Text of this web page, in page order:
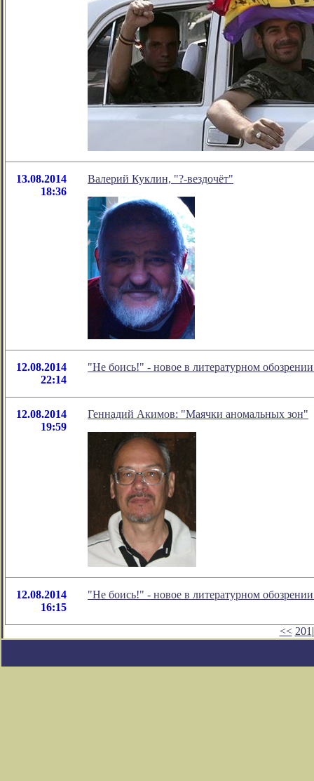
13.08.2014
18:36
Валерий Куклин, "?-вездочёт"
12.08.2014
22:14
"Не боись!" - новое в литературном
12.08.2014
19:59
Геннадий Акимов: "Маячки аномальных зон"
12.08.2014
16:15
"Не боись!" - новое в литературном
<< 201 |